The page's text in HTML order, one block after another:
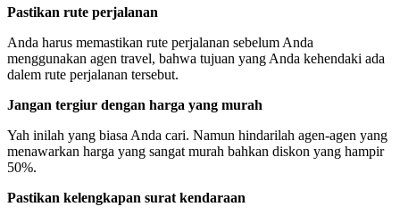
Pastikan rute perjalanan
Anda harus memastikan rute perjalanan sebelum Anda
menggunakan agen travel, bahwa tujuan yang Anda kehendaki ada
dalem rute perjalanan tersebut.
Jangan tergiur dengan harga yang murah
Yah inilah yang biasa Anda cari. Namun hindarilah agen-agen yang
menawarkan harga yang sangat murah bahkan diskon yang hampir
50%.
Pastikan kelengkapan surat kendaraan